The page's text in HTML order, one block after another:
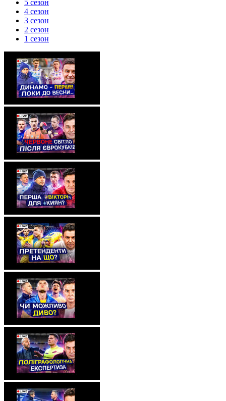
5 сезон
4 сезон
3 сезон
2 сезон
1 сезон